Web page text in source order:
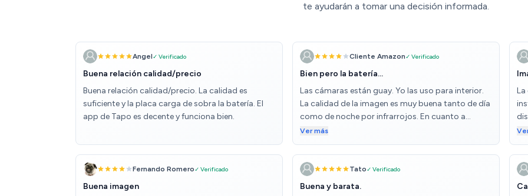
te ayudarán a tomar una decisión informada.
Angel✓ Verificado
Buena relación calidad/precio
Buena relación calidad/precio. La calidad es
suficiente y la placa carga de sobra la batería. El
app de Tapo es decente y funciona bien.
Cliente Amazon✓ Verificado
Bien pero la batería...
Las cámaras están guay. Yo las uso para interior.
La calidad de la imagen es muy buena tanto de día
como de noche por infrarrojos. En cuanto a
configuración, es bastante sencillo y te avisa de
todo. Mi problema sobre todo es la batería que
con todo configurado al mínimo y con el modo
ahorro de batería activado y actualizadas a la
última versión, dura 1 semana como muchísmo.
Ver más
La
Fernando Romero✓ Verificado
Buena imagen
Tato✓ Verificado
Buena y barata.